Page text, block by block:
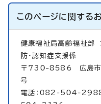
このページに関する
健康福祉局高齢福祉部
防・認知症支援係
〒730-8586 広島市
号
電話：082-504-2988